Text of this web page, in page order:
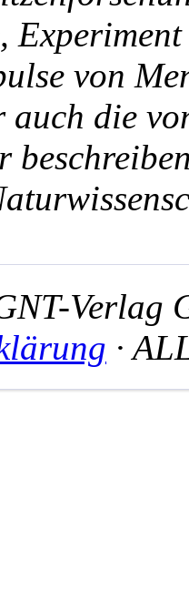
von
auch die
Verlag
·